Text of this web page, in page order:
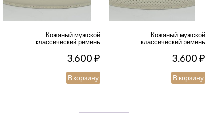
Кожаный мужской
классический ремень
3.600₽
В корзину
Кожаный мужской
классический ремень
3.600₽
В корзину